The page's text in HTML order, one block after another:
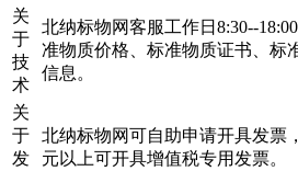
关
于
技
术
北纳标物网客服工作日8:30--
准物质价格、标准物质证书、标
信息。
关
于
发
北纳标物网可自助申请开具发票
元以上可开具增值税专用发票。